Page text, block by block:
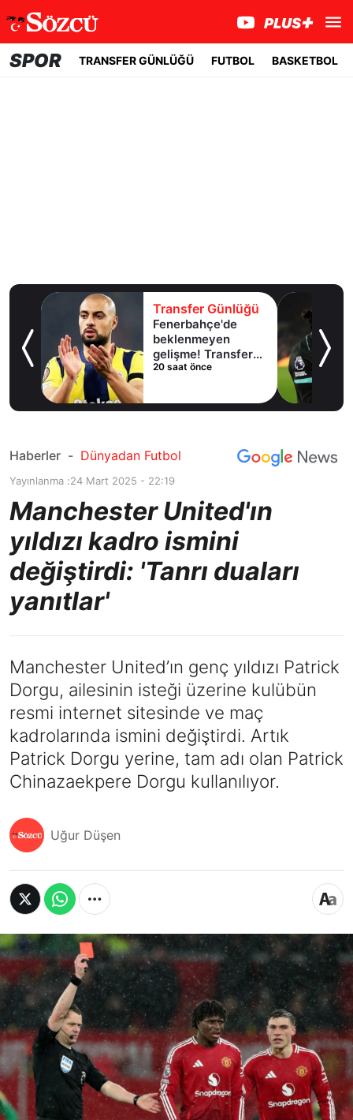
SPOR TRANSFER GÜNLÜĞÜ FUTBOL BASKETBOL
Transfer Günlüğü
Fenerbahçe'de
beklenmeyen
gelişme! Transfer
iptal oldu
20 saat önce
Haberler - Dünyadan Futbol
Yayınlanma :24 Mart 2025 - 22:19
Manchester United'ın
yıldızı kadro ismini
değiştirdi: 'Tanrı duaları
yanıtlar'
Manchester United’ın genç yıldızı Patrick
Dorgu, ailesinin isteği üzerine kulübün
resmi internet sitesinde ve maç
kadrolarında ismini değiştirdi. Artık
Patrick Dorgu yerine, tam adı olan Patrick
Chinazaekpere Dorgu kullanılıyor.
Uğur Düşen